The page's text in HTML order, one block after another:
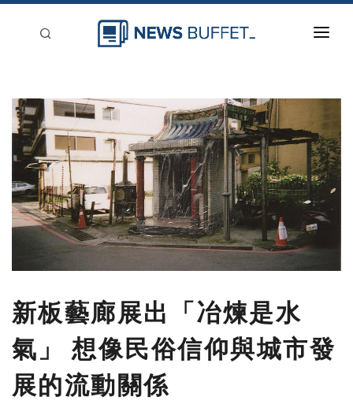
新聞稿分類
登入
刊登
新板藝廊展出「冶煉是水
氣」 想像民俗信仰與城市發
展的流動關係